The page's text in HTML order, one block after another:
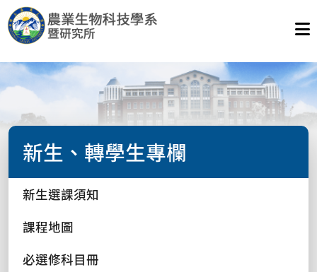
新生、轉學生專欄
新生選課須知
課程地圖
必選修科目冊